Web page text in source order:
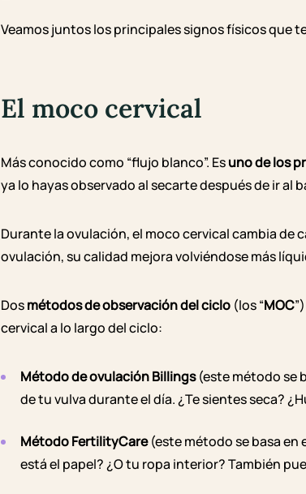
Veamos juntos los principales signos físicos que
El moco cervical
Más conocido como “flujo blanco”. Esuno de los
ya lo hayas observado al secarte después de ir al
Durante la ovulación, el moco cervical cambia de
ovulación, su calidad mejora volviéndose más
Dosmétodos de observación del ciclo (los “MOC
cervical a lo largo del ciclo:
Método de ovulación Billings(este método se
de tu vulva durante el día. ¿Te sientes seca?
Método FertilityCare(este método se basa en
está el papel? ¿O tu ropa interior? También